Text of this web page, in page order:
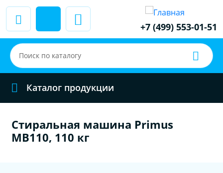
+7 (499) 553-01-51
Каталог продукции
Стиральная машина Primus
MB110, 110 кг